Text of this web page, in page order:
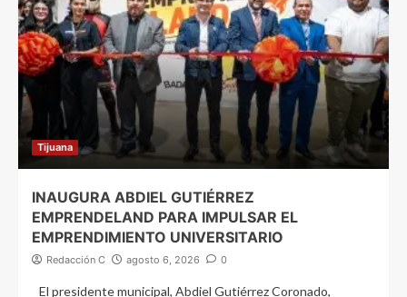
Tijuana
INAUGURA ABDIEL GUTIÉRREZ
EMPRENDELAND PARA IMPULSAR EL
EMPRENDIMIENTO UNIVERSITARIO
Redacción C agosto 6, 2026 0
El presidente municipal, Abdiel Gutiérrez Coronado,